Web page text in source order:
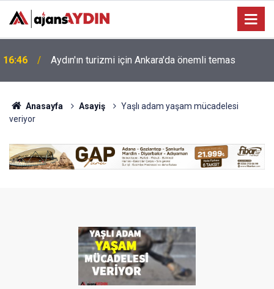
16:25 İncirliova'da üreticilere İncir Tebliği bilgilendirmesi
Anasayfa Asayiş
Yaşlı adam yaşam mücadelesi
veriyor